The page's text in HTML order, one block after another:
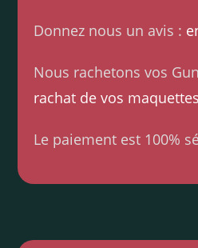
Donnez nous un avis :
Nous rachetons vos
rachat de vos maquettes
Le paiement est 100%